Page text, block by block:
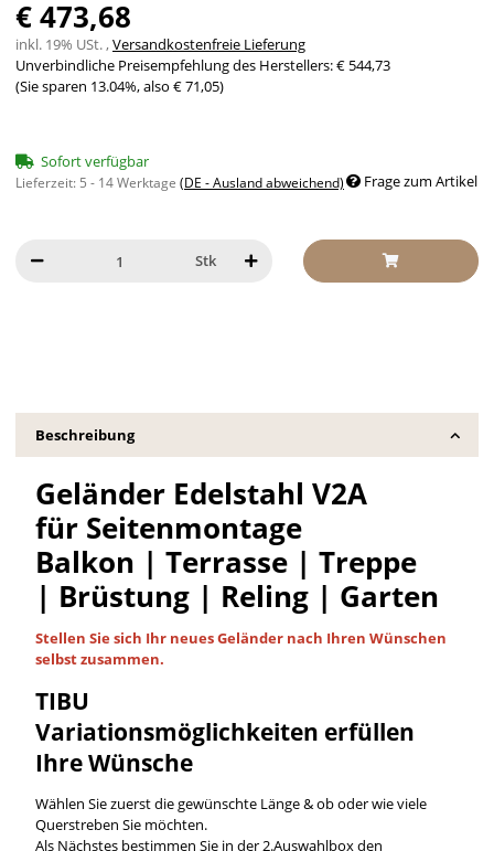
€ 473,68
inkl. 19% USt. ,Versandkostenfreie Lieferung
Unverbindliche Preisempfehlung des Herstellers:€ 544,73
(Sie sparen 13.04%, also € 71,05)
Sofort verfügbar
Lieferzeit: 5 - 14 Werktage (DE - Ausland abweichend) Frage zum Artikel
Stk
Beschreibung
Geländer Edelstahl V2A
für Seitenmontage
Balkon | Terrasse | Treppe
| Brüstung | Reling | Garten
Stellen Sie sich Ihr neues Geländer nach Ihren Wünschen
selbstzusammen.
TIBU
Variationsmöglichkeiten erfüllen
Ihre Wünsche
Wählen Sie zuerst die gewünschte Länge & ob oder wie viele
Querstreben Sie möchten.
Als Nächstes bestimmen Sie in der 2.Auswahlbox den